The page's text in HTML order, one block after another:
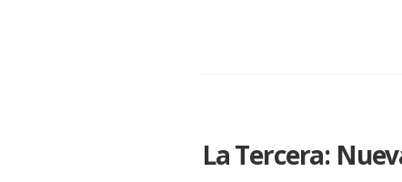
La Tercera: